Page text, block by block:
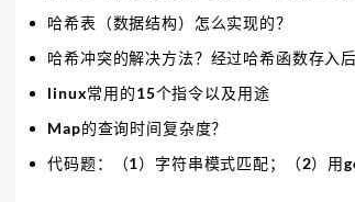
哈希表（数据结构）怎么实现的？
哈希冲突的解决方法？经过哈希函数存入
linux常用的15个指令以及用途
Map的查询时间复杂度？
代码题：（1）字符串模式匹配；（2）用